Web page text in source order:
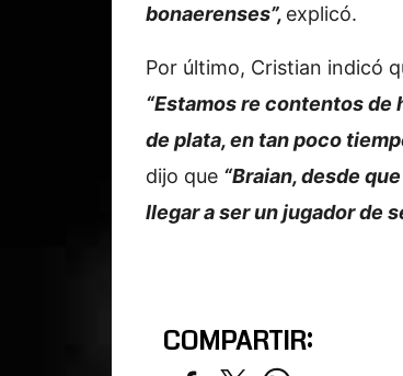
bonaerenses”, explicó.
Por último, Cristian indicó
“Estamos re contentos de
de plata, en tan poco
dijo que “Braian, desde
llegar a ser un jugador de
COMPARTIR: